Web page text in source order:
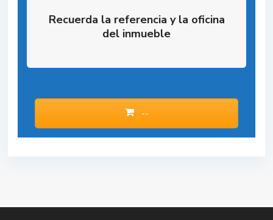
Recuerda la referencia y la oficina
del inmueble
--